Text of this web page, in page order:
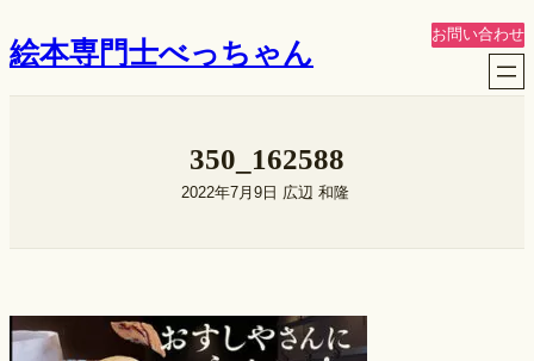
容
絵本専門士べっちゃん
お問い合わせ
350_162588
2022年7月9日 広辺 和隆